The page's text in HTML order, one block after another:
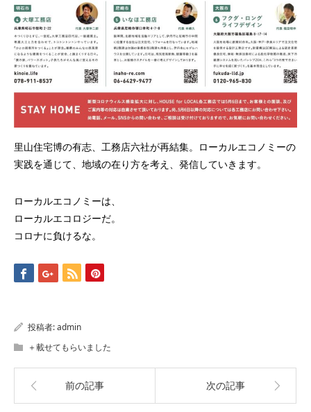
里山住宅博の有志、工務店六社が再結集。ローカルエコノミーの
実践を通じて、地域の在り方を考え、発信していきます。
ローカルエコノミーは、
ローカルエコロジーだ。
コロナに負けるな。
投稿者:admin
＋載せてもらいました
前の記事 次の記事